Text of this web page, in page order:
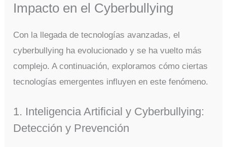
Impacto en el Cyberbullying
Con la llegada de tecnologías avanzadas, el
cyberbullying ha evolucionado y se ha vuelto más
complejo. A continuación, exploramos cómo ciertas
tecnologías emergentes influyen en este fenómeno.
1. Inteligencia Artificial y Cyberbullying:
Detección y Prevención